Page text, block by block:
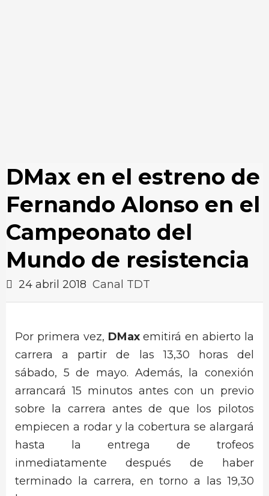
DMax en el estreno de
Fernando Alonso en el
Campeonato del
Mundo de resistencia
24 abril 2018 Canal TDT
Por primera vez, DMaxemitirá en abierto la
carrera a partir de las 13,30 horas del
sábado, 5 de mayo. Además, la conexión
arrancará 15 minutos antes con un previo
sobre la carrera antes de que los pilotos
empiecen a rodar y la cobertura se alargará
hasta la entrega de trofeos
inmediatamente después de haber
terminado la carrera, en torno a las 19,30